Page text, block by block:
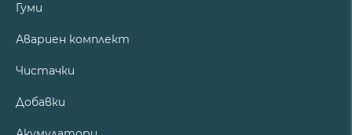
Гуми
Авариен комплект
Чистачки
Добавки